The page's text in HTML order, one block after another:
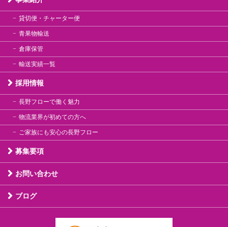
貸切便・チャーター便
青果物輸送
倉庫保管
輸送実績一覧
採用情報
長野フローで働く魅力
物流業界が初めての方へ
ご家族にも安心の長野フロー
募集要項
お問い合わせ
ブログ